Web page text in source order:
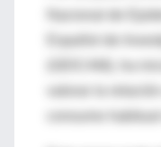
Nacional de
Español de
(GEICAM), ha